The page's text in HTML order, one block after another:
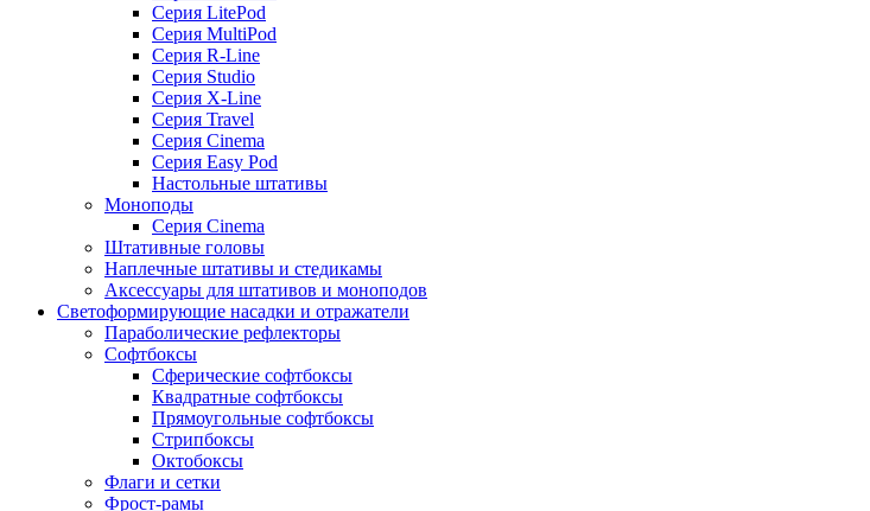
Серия LitePod
Серия MultiPod
Серия R-Line
Серия Studio
Серия X-Line
Серия Travel
Серия Cinema
Серия Easy Pod
Настольные штативы
Моноподы
Серия Cinema
Штативные головы
Наплечные штативы и стедикамы
Аксессуары для штативов и моноподов
Светоформирующие насадки и отражатели
Параболические рефлекторы
Софтбоксы
Сферические софтбоксы
Квадратные софтбоксы
Прямоугольные софтбоксы
Стрипбоксы
Октобоксы
Флаги и сетки
Фрост-рамы